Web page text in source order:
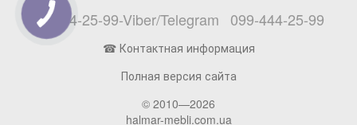
097-444-25-99-Viber/Telegram 099-444-25-99
☎ Контактная информация
Полная версия сайта
© 2010—2026
halmar-mebli.com.ua